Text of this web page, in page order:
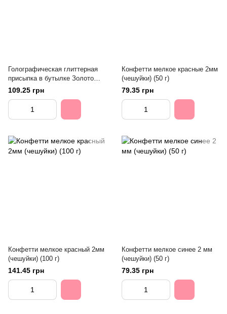
Голографическая глиттерная
присыпка в бутылке Золото
80гр
109.25 грн
Конфетти мелкое красные 2мм
(чешуйки) (50 г)
79.35 грн
Конфетти мелкое красный 2мм
(чешуйки) (100 г)
141.45 грн
Конфетти мелкое синее 2 мм
(чешуйки) (50 г)
79.35 грн